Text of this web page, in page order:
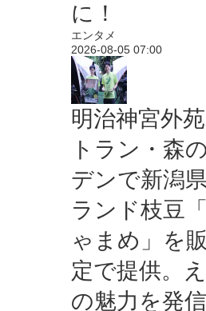
に！
エンタメ
2026-08-05 07:00
明治神宮外
トラン・森
デンで新潟
ランド枝豆
ゃまめ」を
定で提供。
の魅力を発信